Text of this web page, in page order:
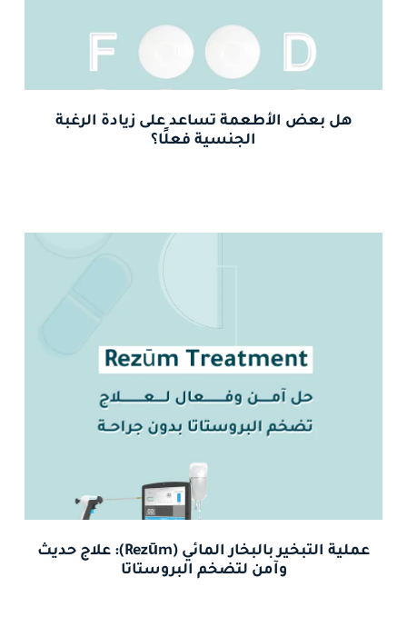
هل بعض الأطعمة تساعد على زيادة الرغبة
الجنسية فعلًا؟
عملية التبخير بالبخار المائي (Rezūm): علاج حديث
وآمن لتضخم البروستاتا